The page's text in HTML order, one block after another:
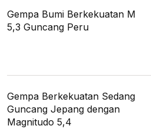
Gempa Bumi Berkekuatan M
5,3 Guncang Peru
Gempa Berkekuatan Sedang
Guncang Jepang dengan
Magnitudo 5,4